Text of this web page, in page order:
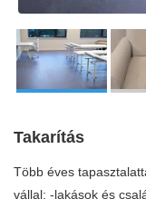
Takarítás
Több éves
vállal: -lakások és